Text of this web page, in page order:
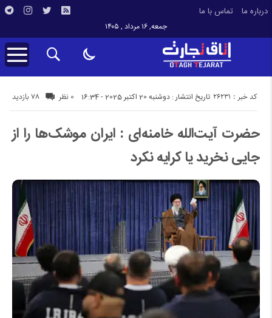
درباره ما تماس با ما
جمعه, ۱۶ مرداد , ۱۴۰۵
تاریخ انتشار : دوشنبه 20 اکتبر 2025 - 16:34 78 بازدید کد خبر : 26231 0 نظر
حضرت آیت‌الله خامنه‌ای : ایران موشک‌ها را از
جایی نخرید یا کرایه نکرد